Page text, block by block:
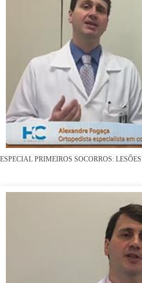
ESPECIAL PRIMEIROS SOCORROS: